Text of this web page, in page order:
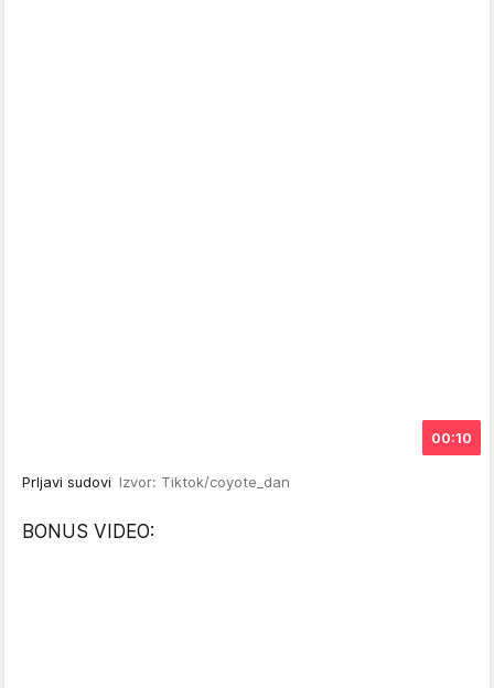
00:10
Prljavi sudovi Izvor: Tiktok/coyote_dan
BONUS VIDEO: